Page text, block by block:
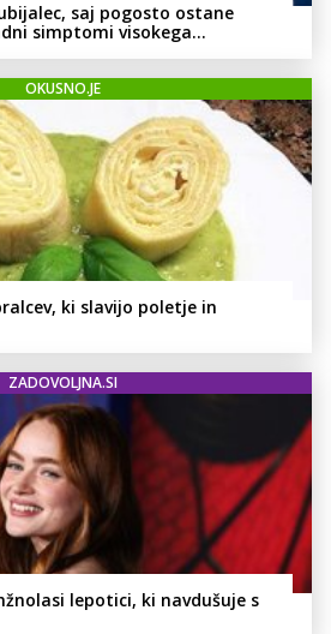
saj pogosto ostane
simptomi visokega
OKUSNO.JE
ki slavijo poletje in
ZADOVOLJNA.SI
lepotici, ki navdušuje s